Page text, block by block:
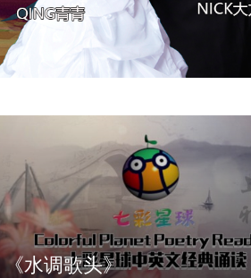
《水调歌头》